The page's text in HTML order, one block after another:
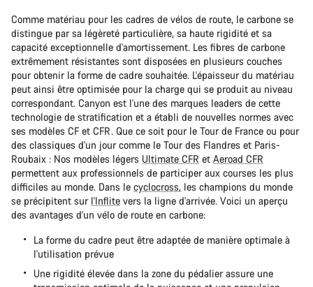
Comme matériau pour les cadres de vélos de route, le carbone se
distingue par sa légèreté particulière, sa haute rigidité et sa
capacité exceptionnelle d'amortissement. Les fibres de carbone
extrêmement résistantes sont disposées en plusieurs couches
pour obtenir la forme de cadre souhaitée. L'épaisseur du matériau
peut ainsi être optimisée pour la charge qui se produit au niveau
correspondant. Canyon est l'une des marques leaders de cette
technologie de stratification et a établi de nouvelles normes avec
ses modèles CF et CFR. Que ce soit pour le Tour de France ou pour
des classiques d'un jour comme le Tour des Flandres et Paris-
Roubaix : Nos modèles légers Ultimate CFR et Aeroad CFR
permettent aux professionnels de participer aux courses les plus
difficiles au monde. Dans le cyclocross, les champions du monde
se précipitent sur l'Inflite vers la ligne d'arrivée. Voici un aperçu
des avantages d'un vélo de route en carbone:
La forme du cadre peut être adaptée de manière optimale à
l'utilisation prévue
Une rigidité élevée dans la zone du pédalier assure une